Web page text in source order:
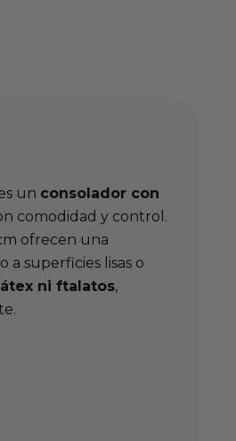
un consolador con
comodidad y control.
ofrecen una
a superficies lisas o
ni ftalatos,